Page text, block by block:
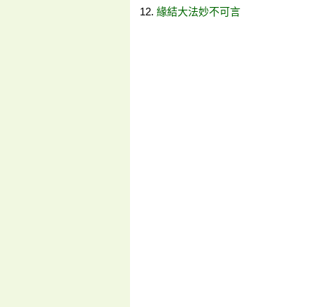
緣結大法妙不可言